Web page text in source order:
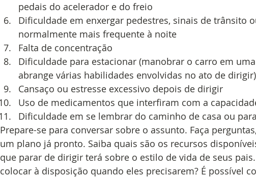
pedais do acelerador e do freio
Dificuldade em enxergar pedestres, sinais de trânsito
normalmente mais frequente à noite
Falta de concentração
Dificuldade para estacionar (manobrar o carro em
abrange várias habilidades envolvidas no ato de dirigir)
Cansaço ou estresse excessivo depois de dirigir
Uso de medicamentos que interfiram com a
Dificuldade em se lembrar do caminho de casa ou
Prepare-se para conversar sobre o assunto. Faça
um plano já pronto. Saiba quais são os recursos
que parar de dirigir terá sobre o estilo de vida de seus
colocar à disposição quando eles precisarem? É possível